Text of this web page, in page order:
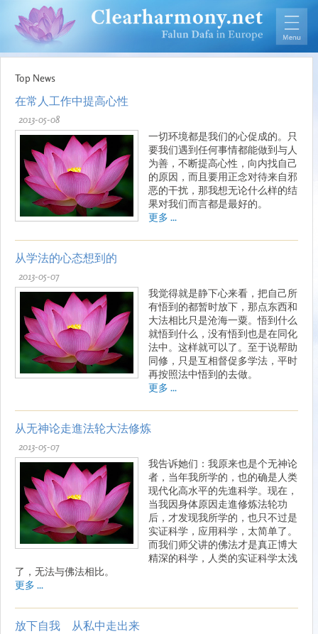
Top News
在常人工作中提高心性
2013-05-08
一切环境都是我们的心促成的。只
要我们遇到任何事情都能做到与人
为善，不断提高心性，向内找自己
的原因，而且要用正念对待来自邪
恶的干扰，那我想无论什么样的结
果对我们而言都是最好的。
更多 ...
从学法的心态想到的
2013-05-07
我觉得就是静下心来看，把自己所
有悟到的都暂时放下，那点东西和
大法相比只是沧海一粟。悟到什么
就悟到什么，没有悟到也是在同化
法中。这样就可以了。至于说帮助
同修，只是互相督促多学法，平时
再按照法中悟到的去做。
更多 ...
从无神论走進法轮大法修炼
2013-05-07
我告诉她们：我原来也是个无神论
者，当年我所学的，也的确是人类
现代化高水平的先進科学。现在，
当我因身体原因走進修炼法轮功
后，才发现我所学的，也只不过是
实证科学，应用科学，太简单了。
而我们师父讲的佛法才是真正博大
精深的科学，人类的实证科学太浅
了，无法与佛法相比。
更多 ...
放下自我 从私中走出来